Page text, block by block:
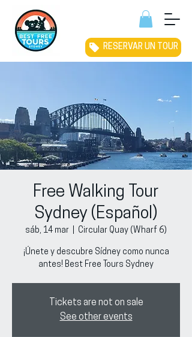
RESERVAR UN TOUR
Free Walking Tour
Sydney (Español)
sáb, 14 mar Circular Quay (Wharf 6)
¡Únete y descubre Sídney como nunca
antes! Best Free Tours Sydney
Tickets are not on sale
See other events